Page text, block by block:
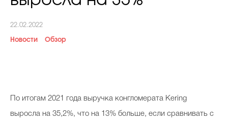
Папа может
22.02.2022
Новости Обзор
По итогам 2021 года выручка конгломерата Kering
выросла на 35,2%, что на 13% больше, если сравнивать с